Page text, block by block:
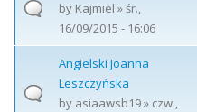
by Kajmiel » śr.,
16/09/2015 - 16:06
Angielski Joanna
Leszczyńska
by asiaawsb19» czw.,